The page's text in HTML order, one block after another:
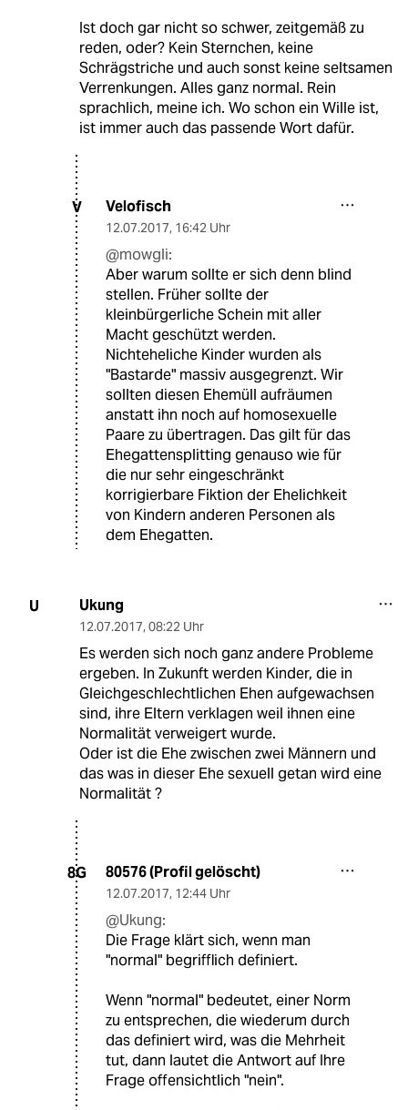
Ist doch gar nicht so schwer, zeitgemäß zu
reden, oder? Kein Sternchen, keine
Schrägstriche und auch sonst keine seltsamen
Verrenkungen. Alles ganz normal. Rein
sprachlich, meine ich. Wo schon ein Wille ist,
ist immer auch das passende Wort dafür.
V Velofisch
12.07.2017, 16:42 Uhr
@mowgli:
Aber warum sollte er sich denn blind
stellen. Früher sollte der
kleinbürgerliche Schein mit aller
Macht geschützt werden.
Nichteheliche Kinder wurden als
"Bastarde" massiv ausgegrenzt. Wir
sollten diesen Ehemüll aufräumen
anstatt ihn noch auf homosexuelle
Paare zu übertragen. Das gilt für das
Ehegattensplitting genauso wie für
die nur sehr eingeschränkt
korrigierbare Fiktion der Ehelichkeit
von Kindern anderen Personen als
dem Ehegatten.
U Ukung
12.07.2017, 08:22 Uhr
Es werden sich noch ganz andere Probleme
ergeben. In Zukunft werden Kinder, die in
Gleichgeschlechtlichen Ehen aufgewachsen
sind, ihre Eltern verklagen weil ihnen eine
Normalität verweigert wurde.
Oder ist die Ehe zwischen zwei Männern und
das was in dieser Ehe sexuell getan wird eine
Normalität ?
8G 80576 (Profil gelöscht)
12.07.2017, 12:44 Uhr
@Ukung:
Die Frage klärt sich, wenn man
"normal" begrifflich definiert.
Wenn "normal" bedeutet, einer Norm
zu entsprechen, die wiederum durch
das definiert wird, was die Mehrheit
tut, dann lautet die Antwort auf Ihre
Frage offensichtlich "nein".